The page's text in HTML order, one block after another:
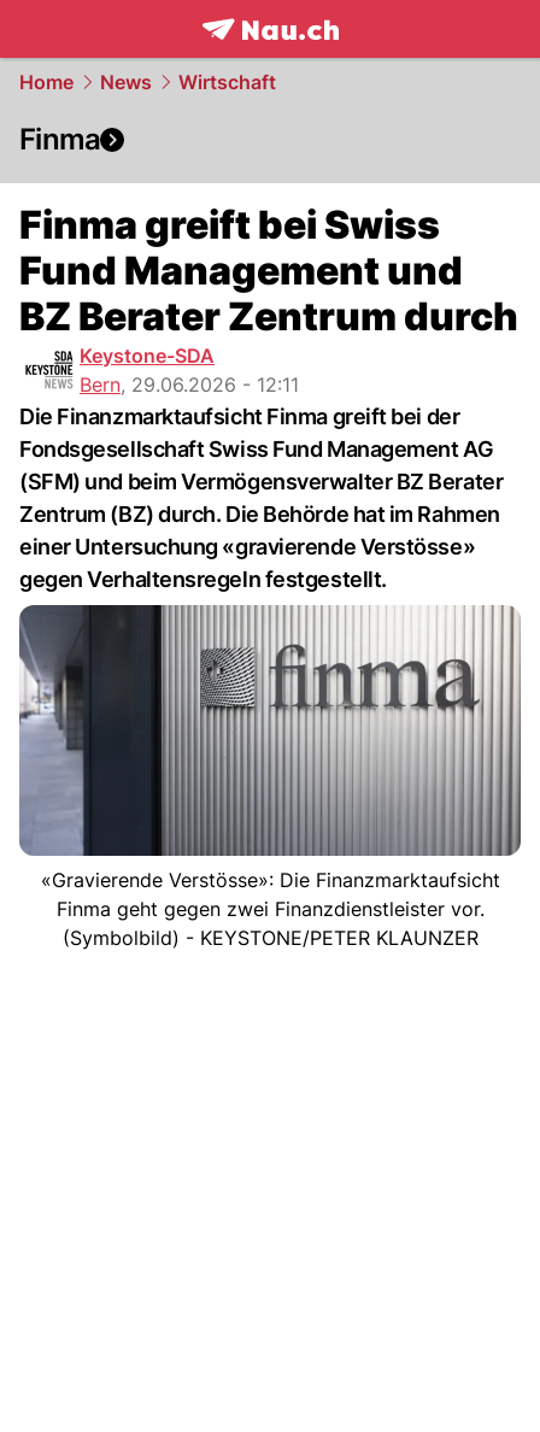
frontpage.NAU.ch
Home News Wirtschaft
Finma
Finma greift bei Swiss
Fund Management und
BZ Berater Zentrum durch
Keystone-SDA
Bern, 29.06.2026 - 12:11
Die Finanzmarktaufsicht Finma greift bei der
Fondsgesellschaft Swiss Fund Management AG
(SFM) und beim Vermögensverwalter BZ Berater
Zentrum (BZ) durch. Die Behörde hat im Rahmen
einer Untersuchung «gravierende Verstösse»
gegen Verhaltensregeln festgestellt.
«Gravierende Verstösse»: Die Finanzmarktaufsicht
Finma geht gegen zwei Finanzdienstleister vor.
(Symbolbild) - KEYSTONE/PETER KLAUNZER